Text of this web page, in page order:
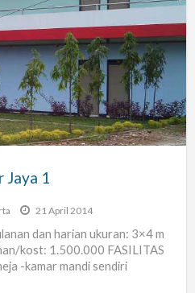
Jaya 1
21 April 2014
dan harian ukuran: 3×4 m
kost: 1.500.000 FASILITAS
-kamar mandi sendiri